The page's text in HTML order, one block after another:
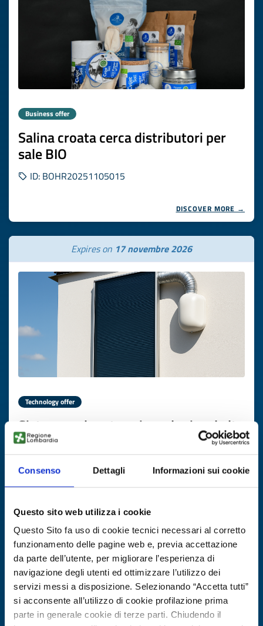
Consenso Dettagli Informazioni sui cookie
Questo sito web utilizza i cookie
Questo Sito fa uso di cookie tecnici necessari al corretto
funzionamento delle pagine web e, previa accettazione
da parte dell’utente, per migliorare l’esperienza di
navigazione degli utenti ed ottimizzare l’utilizzo dei
servizi messi a disposizione. Selezionando “Accetta tutti”
si acconsente all’utilizzo di cookie profilazione prima
parte in generale cookie di terze parti. Chiudendo il
Business offer
Salina croata cerca distributori per
sale BIO
ID: BOHR20251105015
DISCOVER MORE →
Expires on 17 novembre 2026
Technology offer
Sistema solare termico ad aria ad alta
efficienza
ID: TODE20251111008
Expires on17 novembre 2026